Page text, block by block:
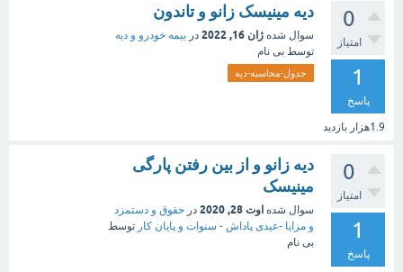
0
امتیاز
1
پاسخ
1.9هزار بازدید
دیه مینیسک زانو و تاندون
سوال شده ژان 16, 2022 در بیمه خودرو و دیه
توسط بی نام
جدول-محاسبه-دیه
0
امتیاز
1
پاسخ
دیه زانو و از بین رفتن پارگی
مینیسک
سوال شده اوت 28, 2020 در حقوق و دستمزد
و مزایا -عیدی پاداش - سنوات و پایان کار توسط
بی نام